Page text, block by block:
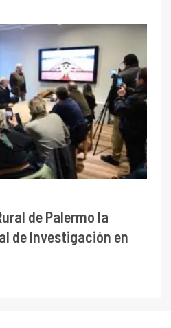
de Palermo la
de Investigación en